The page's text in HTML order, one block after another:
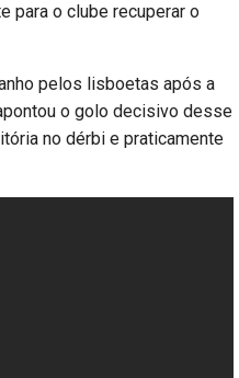
para o clube recuperar o
pelos lisboetas após a
o golo decisivo desse
no dérbi e praticamente